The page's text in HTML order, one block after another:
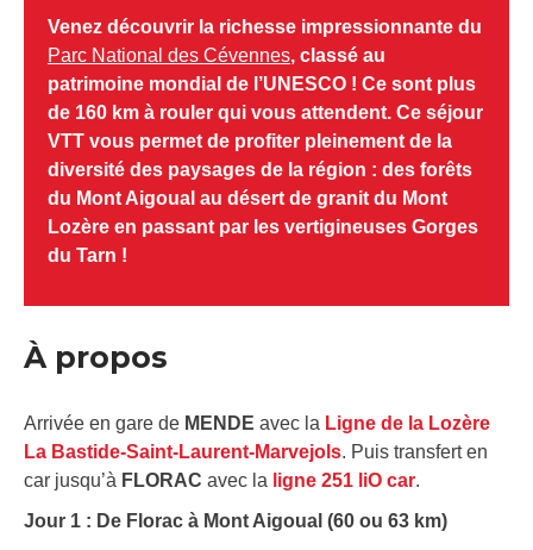
Venez découvrir la richesse impressionnante du
Parc National des Cévennes, classé au
patrimoine mondial de l’UNESCO ! Ce sont plus
de 160 km à rouler qui vous attendent. Ce séjour
VTT vous permet de profiter pleinement de la
diversité des paysages de la région : des forêts
du Mont Aigoual au désert de granit du Mont
Lozère en passant par les vertigineuses Gorges
du Tarn !
À propos
Arrivée en gare de MENDE avec la Ligne de la Lozère
La Bastide-Saint-Laurent-Marvejols. Puis transfert en
car jusqu’à FLORAC avec la ligne 251 liO car.
Jour 1 : De Florac à Mont Aigoual (60 ou 63 km)